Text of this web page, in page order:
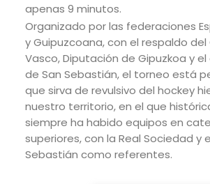
apenas 9 minutos.
Organizado por las federaciones
y Guipuzcoana, con el respaldo del
Vasco, Diputación de Gipuzkoa y
de San Sebastián, el torneo está
que sirva de revulsivo del hockey
nuestro territorio, en el que
siempre ha habido equipos en
superiores, con la Real Sociedad y
Sebastián como referentes.